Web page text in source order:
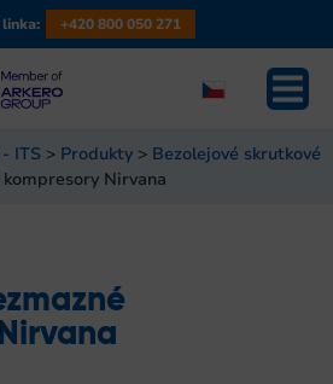
linka: +420 800 050 271
ITS > Produkty > Bezolejové skrutkové
Nirvana